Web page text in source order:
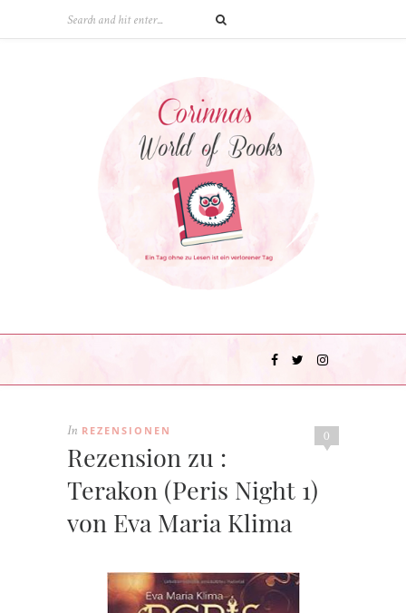
0
In REZENSIONEN
Rezension zu :
Terakon (Peris Night 1)
von Eva Maria Klima